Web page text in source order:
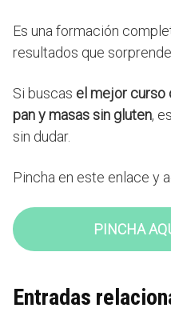
Es una formación
resultados que
Si buscas el mejor curso
pan y masas sin gluten,
sin dudar.
Pincha en este enlace y
PINCHA
Entradas